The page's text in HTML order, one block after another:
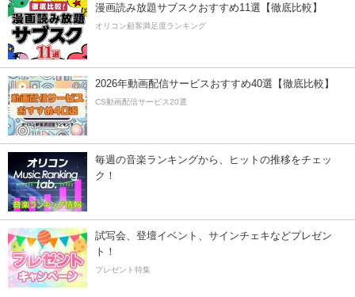
漫画読み放題サブスクおすすめ11選【徹底比較】
オリコン顧客満足度ランキング
2026年動画配信サービスおすすめ40選【徹底比較】
CS動画配信サービス20選
毎週の音楽ランキングから、ヒットの推移をチェッ
ク！
試写会、登壇イベント、サインチェキなどプレゼン
ト！
プレゼント特集